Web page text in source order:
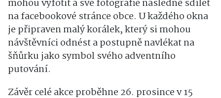
mohou vyfotit a své fotografie následně sdílet
na facebookové stránce obce. U každého okna
je připraven malý korálek, který si mohou
návštěvníci odnést a postupně navlékat na
šňůrku jako symbol svého adventního
putování.
Závěr celé akce proběhne 26. prosince v 15